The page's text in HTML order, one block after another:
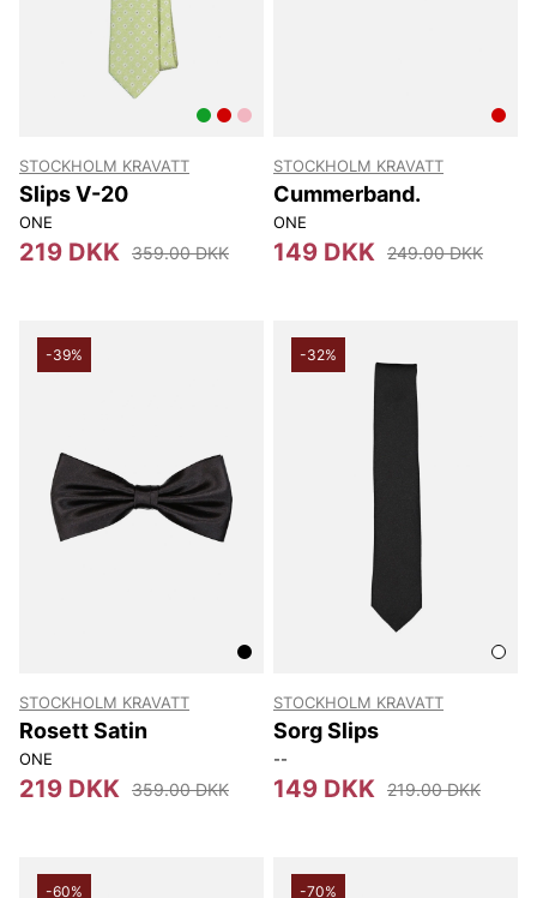
STOCKHOLM KRAVATT
Slips V-20
ONE
219 DKK 359.00 DKK
STOCKHOLM KRAVATT
Cummerband.
ONE
149 DKK 249.00 DKK
-39%
STOCKHOLM KRAVATT
Rosett Satin
ONE
219 DKK 359.00 DKK
-32%
STOCKHOLM KRAVATT
Sorg Slips
--
149 DKK 219.00 DKK
-60% -70%